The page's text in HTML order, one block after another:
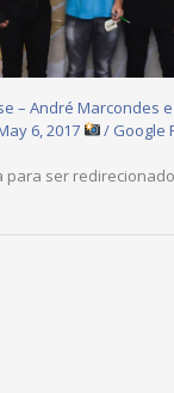
– André Marcondes
6, 2017
/ Google
para ser